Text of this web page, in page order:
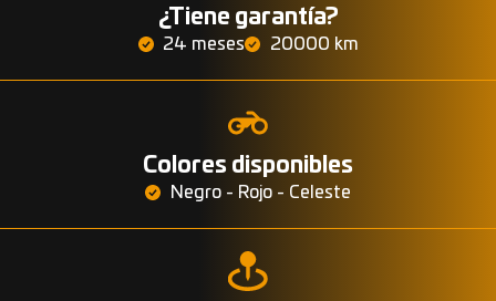
¿Tiene garantía?
24 meses 20000 km
Colores disponibles
Negro - Rojo - Celeste